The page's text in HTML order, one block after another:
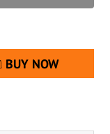
BUY NOW